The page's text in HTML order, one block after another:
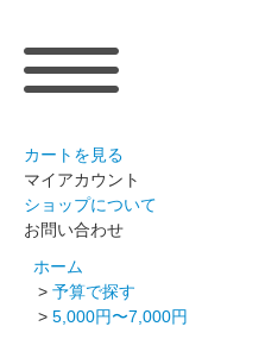
カートを見る
マイアカウント
ショップについて
お問い合わせ
ホーム
>予算で探す
>5,000円〜7,000円